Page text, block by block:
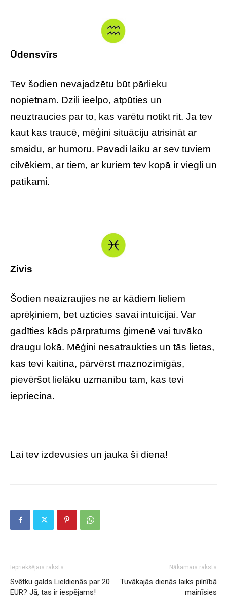
Ūdensvīrs
Tev šodien nevajadzētu būt pārlieku
nopietnam. Dziļi ieelpo, atpūties un
neuztraucies par to, kas varētu notikt rīt. Ja tev
kaut kas traucē, mēģini situāciju atrisināt ar
smaidu, ar humoru. Pavadi laiku ar sev tuviem
cilvēkiem, ar tiem, ar kuriem tev kopā ir viegli un
patīkami.
Zivis
Šodien neaizraujies ne ar kādiem lieliem
aprēķiniem, bet uzticies savai intuīcijai. Var
gadīties kāds pārpratums ģimenē vai tuvāko
draugu lokā. Mēģini nesatraukties un tās lietas,
kas tevi kaitina, pārvērst maznozīmīgās,
pievēršot lielāku uzmanību tam, kas tevi
iepriecina.
Lai tev izdevusies un jauka šī diena!
Iepriekšējais raksts
Svētku galds Lieldienās par 20
EUR? Jā, tas ir iespējams!
Nākamais raksts
Tuvākajās dienās laiks pilnībā
mainīsies